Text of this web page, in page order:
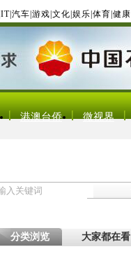
IT| 汽车 游戏 文化 娱乐 体育 健康
港澳台侨 微视界
分类浏览 大家都在看